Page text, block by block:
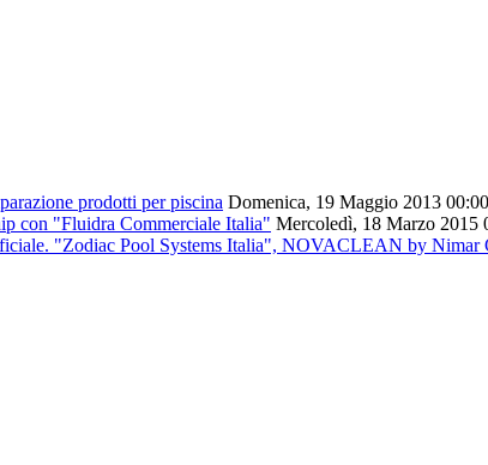
prodotti per piscina Domenica, 19 Maggio 2013 00:00
con "Fluidra Commerciale Italia" Mercoledì, 18 Marzo 2015
"Zodiac Pool Systems Italia", NOVACLEAN by Nimar